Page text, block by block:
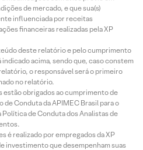
de mercado, e que sua(s)
influenciada por receitas
financeiras realizadas pela XP
deste relatório e pelo cumprimento
indicado acima, sendo que, caso constem
o responsável será o primeiro
no relatório.
estão obrigados ao cumprimento de
Conduta da APIMEC Brasil para o
de Conduta dos Analistas de
é realizado por empregados da XP
investimento que desempenham suas